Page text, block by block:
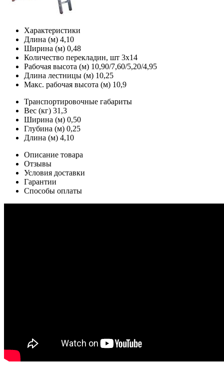
Характеристики
Длина (м) 4,10
Ширина (м) 0,48
Количество перекладин, шт 3x14
Рабочая высота (м) 10,90/7,60/5,20/4,95
Длина лестницы (м) 10,25
Макс. рабочая высота (м) 10,9
Транспортировочные габариты
Вес (кг) 31,3
Ширина (м) 0,50
Глубина (м) 0,25
Длина (м) 4,10
Описание товара
Отзывы
Условия доставки
Гарантии
Способы оплаты